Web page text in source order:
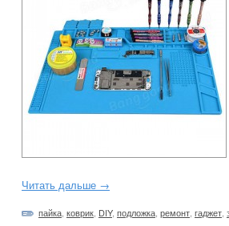
Читать дальше →
пайка коврик DIY, подложка ремонт гаджет